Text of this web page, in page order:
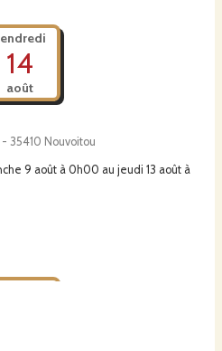
pour permettre à chacun.e de
14
août
- 35410 Nouvoitou
9 août à 0h00 au jeudi 13 août à